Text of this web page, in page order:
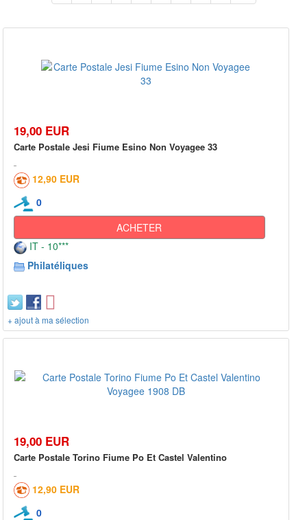
19,00 EUR
Carte Postale Jesi Fiume Esino Non Voyagee 33
12,90 EUR
0
ACHETER
IT - 10***
Philatéliques
+ ajout à ma sélection
19,00 EUR
Carte Postale Torino Fiume Po Et Castel Valentino
12,90 EUR
0